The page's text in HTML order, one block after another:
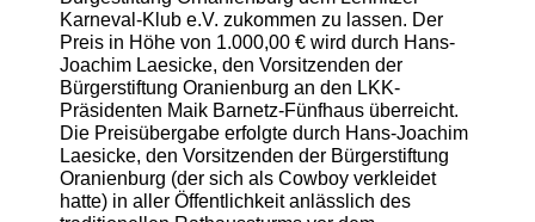
Karneval-Klub e.V. zukommen zu lassen. Der
Preis in Höhe von 1.000,00 € wird durch Hans-
Joachim Laesicke, den Vorsitzenden der
Bürgerstiftung Oranienburg an den LKK-
Präsidenten Maik Barnetz-Fünfhaus überreicht.
Die Preisübergabe erfolgte durch Hans-Joachim
Laesicke, den Vorsitzenden der Bürgerstiftung
Oranienburg (der sich als Cowboy verkleidet
hatte) in aller Öffentlichkeit anlässlich des